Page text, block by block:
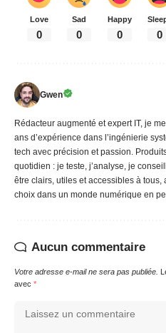
Love
0
Sad
0
Happy
0 0
Gwen
Rédacteur augmenté et expert IT, je
ans d’expérience dans l’ingénierie
tech avec précision et passion.
quotidien : je teste, j’analyse, je
être clairs, utiles et accessibles à
choix dans un monde numérique en
Aucun commentaire
Votre adresse e-mail ne sera pas publiée.
avec *